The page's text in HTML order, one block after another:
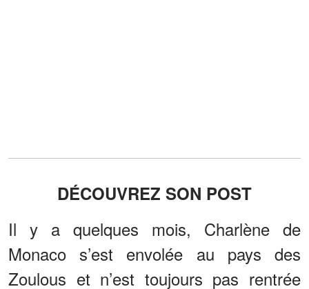
DÉCOUVREZ SON POST
Il y a quelques mois, Charlène de
Monaco s’est envolée au pays des
Zoulous et n’est toujours pas rentrée